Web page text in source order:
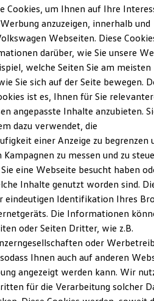
ID. Modelle
im Winter
Lebensdauer
6
Versionen und Updates
zu Ihrem ID.
anfordern
Cookies, um Ihnen auf Ihre
anzuzeigen, innerhalb und
Webseiten. Diese
darüber, wie Sie unsere
welche Seiten Sie am meisten
Sie sich auf der Seite bewegen.
ist es, Ihnen für Sie
angepasste Inhalte anzubieten.
dazu verwendet, die
einer Anzeige zu begrenzen
zu messen und zu
eine Webseite besucht haben
Inhalte genutzt worden sind.
eindeutigen Identifikation Ihres
Die Informationen
oder Seiten Dritter, wie z.B.
oder
Ihnen auch auf anderen
angezeigt werden kann. Wir
für die Verarbeitung solcher